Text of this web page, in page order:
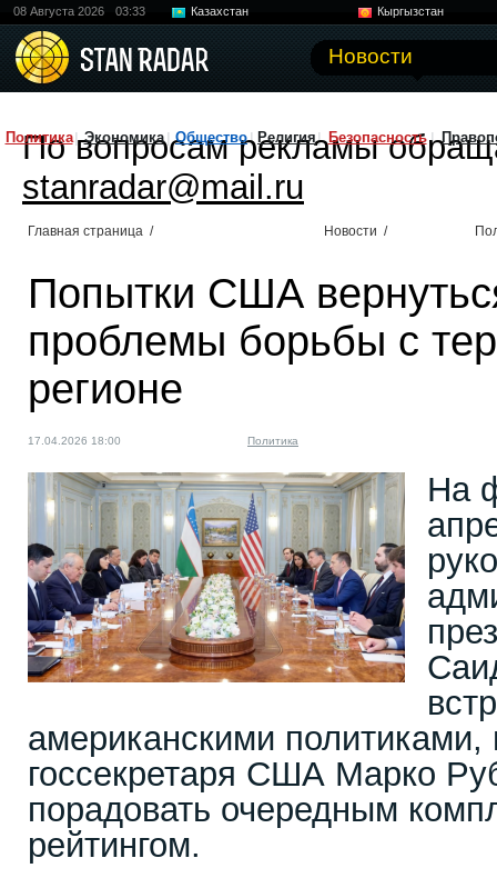
08 Августа 2026 03:33 Казахстан
Кыргызстан
Новости
Политика Экономика Общество Религия Безопасность
По вопросам рекламы
stanradar@mail.ru
Главная страница / Новости /
Попытки США
проблемы борьбы с
регионе
17.04.2026 18:00 Политика
На
американскими политиками,
госсекретаря США Марко
порадовать очередным
рейтингом.